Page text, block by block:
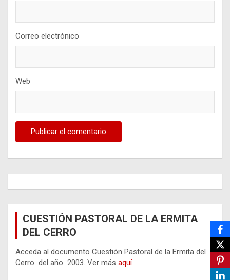
Correo electrónico
Web
CUESTIÓN PASTORAL DE LA ERMITA
DEL CERRO
Acceda al documento Cuestión Pastoral de la Ermita del
Cerro del año 2003. Ver más aquí